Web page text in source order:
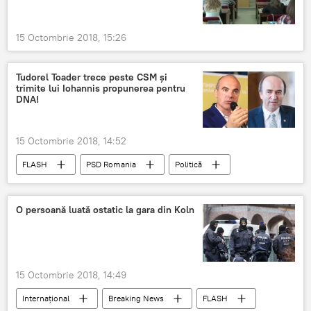
15 Octombrie 2018, 15:26
Tudorel Toader trece peste CSM și
trimite lui Iohannis propunerea pentru
DNA!
15 Octombrie 2018, 14:52
FLASH PSD Romania
Politică
Toader Tudorel
DNA
Propunere
Klaus Iohannis
O persoană luată ostatic la gara din Koln
15 Octombrie 2018, 14:49
Internaţional Breaking News
FLASH